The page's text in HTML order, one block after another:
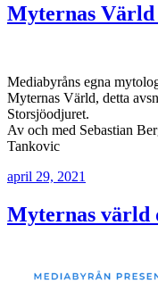
Myternas
Mediabyråns egna
Myternas Värld, detta
Storsjöodjuret.
Av och med Sebastian
Tankovic
Publicerat
april 29, 2021
Myternas värld